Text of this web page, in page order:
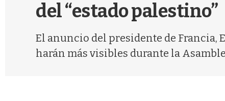
del “estado palestino”
El anuncio del presidente de Francia,
harán más visibles durante la